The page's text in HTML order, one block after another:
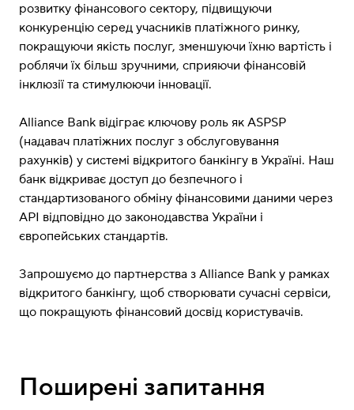
розвитку фінансового сектору, підвищуючи
конкуренцію серед учасників платіжного ринку,
покращуючи якість послуг, зменшуючи їхню вартість і
роблячи їх більш зручними, сприяючи фінансовій
інклюзії та стимулюючи інновації.
Alliance Bank відіграє ключову роль як ASPSP
(надавач платіжних послуг з обслуговування
рахунків) у системі відкритого банкінгу в Україні. Наш
банк відкриває доступ до безпечного і
стандартизованого обміну фінансовими даними через
API відповідно до законодавства України і
європейських стандартів.
Запрошуємо до партнерства з Alliance Bank у рамках
відкритого банкінгу, щоб створювати сучасні сервіси,
що покращують фінансовий досвід користувачів.
Поширені запитання